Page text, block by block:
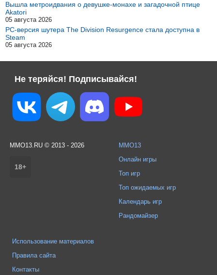
Вышла метроидвания о девушке-монахе и загадочной птице
Akatori
05 августа 2026
PC-версия шутера The Division Resurgence стала доступна в
Steam
05 августа 2026
Не теряйся! Подписывайся!
MMO13.RU © 2013 - 2026
18+
MMO13
Онлайн игры
Топ игр
Топ ожидаемых игр
Календарь игр
Рандомайзер
Использование материалов
Правила сайта
Контакты